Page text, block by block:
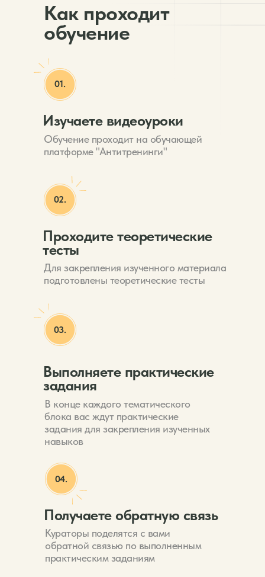
02.
Как проходит
обучение
Обучение проходит на обучающей
платформе "Антитренинги"
Изучаете видеоуроки
01.
Для закрепления изученного материала
подготовлены теоретические тесты
Проходите теоретические
тесты
02.
В конце каждого тематического
блока вас ждут практические
задания для закрепления изученных
навыков
Выполняете практические
задания
03.
Кураторы поделятся с вами
обратной связью по выполненным
практическим заданиям
Получаете обратную связь
04.